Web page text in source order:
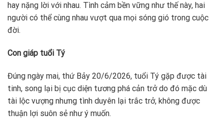
hay nặng lời với nhau. Tình cảm bền vững như thế này, hai
người có thể cùng nhau vượt qua mọi sóng gió trong cuộc
đời.
Con giáp tuổi Tý
Đúng ngày mai, thứ Bảy 20/6/2026, tuổi Tý gặp được tài
tinh, song lại bị cục diện tương phá cản trở do đó mặc dù
tài lộc vượng nhưng tình duyên lại trắc trở, không được
thuận lợi suôn sẻ như ý muốn.